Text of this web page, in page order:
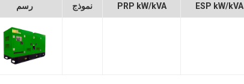
رسم نموذج PRP kW/kVA ESP kW/kVA